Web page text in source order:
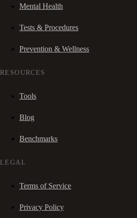
Mental Health
Tests & Procedures
Prevention & Wellness
RESOURCES
Tools
Blog
Benchmarks
LEGAL
Terms of Service
Privacy Policy